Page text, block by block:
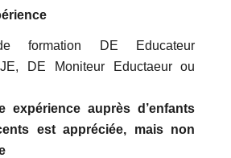
formation DE Educateur
DE Moniteur Eductaeur ou
expérience auprès d’enfants
est appréciée, mais non